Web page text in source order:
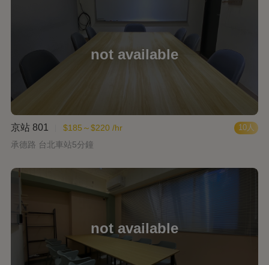
10人
京站 801
$185～$220 /hr
承德路 台北車站5分鐘